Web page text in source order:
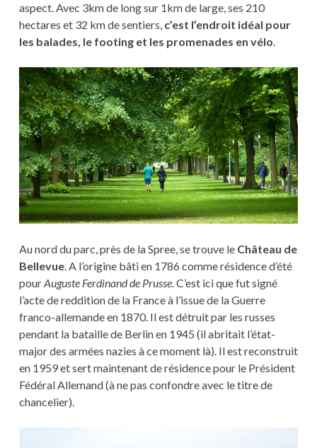
aspect. Avec 3km de long sur 1km de large, ses 210
hectares et 32 km de sentiers, c’est l’endroit idéal pour
les balades, le footing et les promenades en vélo.
Au nord du parc, près de la Spree, se trouve le Château de
Bellevue. A l’origine bâti en 1786 comme résidence d’été
pourAuguste Ferdinand de Prusse.C’est ici que fut signé
l’acte de reddition de la France à l’issue de la Guerre
franco-allemande en 1870. Il est détruit par les russes
pendant la bataille de Berlin en 1945 (il abritait l’état-
major des armées nazies à ce moment là). Il est reconstruit
en 1959 et sert maintenant de résidence pour le Président
Fédéral Allemand (à ne pas confondre avec le titre de
chancelier).